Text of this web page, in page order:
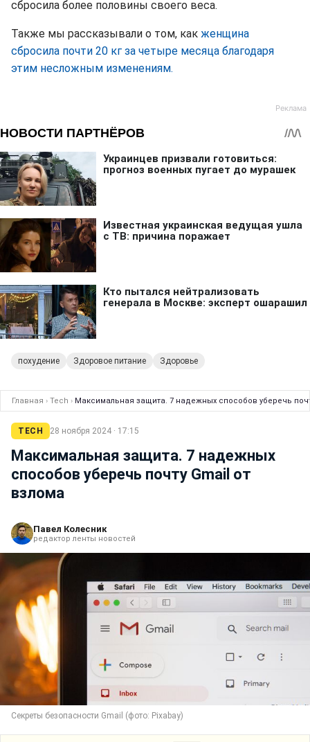
сбросила более половины своего веса.
Также мы рассказывали о том, как женщина
сбросила почти 20 кг за четыре месяца благодаря
этим несложным изменениям.
похудение Здоровое питание Здоровье
Главная › Tech › Максимальная защита. 7 надежных способов уберечь
TECH 28 ноября 2024 · 17:15
Максимальная защита. 7 надежных
способов уберечь почту Gmail от
взлома
Павел Колесник
редактор ленты новостей
Секреты безопасности Gmail (фото: Pixabay)